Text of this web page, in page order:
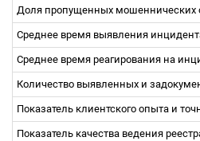
Доля пропущенных мошеннических
Среднее время выявления
Среднее время реагирования на
Количество выявленных и
Показатель клиентского опыта и
Показатель качества ведения